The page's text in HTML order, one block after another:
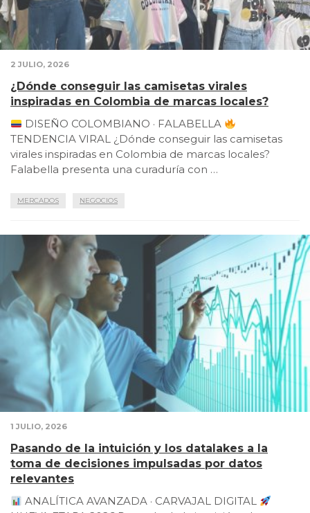
2 JULIO, 2026
¿Dónde conseguir las camisetas virales
inspiradas en Colombia de marcas locales?
DISEÑO COLOMBIANO · FALABELLA
TENDENCIA VIRAL ¿Dónde conseguir las camisetas
virales inspiradas en Colombia de marcas locales?
Falabella presenta una curaduría con …
MERCADOS NEGOCIOS
1 JULIO, 2026
Pasando de la intuición y los datalakes a la
toma de decisiones impulsadas por datos
relevantes
ANALÍTICA AVANZADA · CARVAJAL DIGITAL